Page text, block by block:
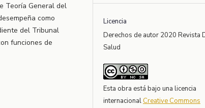
Teoría General del
como
del Tribunal
funciones de
Licencia
Derechos de autor 2020 Revista
Salud
Esta obra está bajo una licencia
internacional Creative Commons